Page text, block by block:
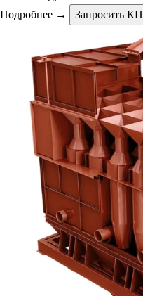
Подробнее →
Запросить КП